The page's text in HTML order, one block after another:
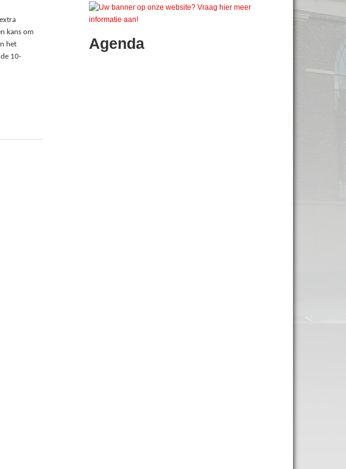
kans om
het
10-
Agenda